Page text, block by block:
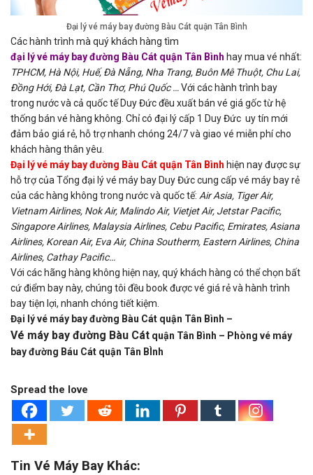
Đại lý vé máy bay đường Bàu Cát quận Tân Bình
Các hành trình mà quý khách hàng tìm
đại lý vé máy bay đường Bàu Cát quận Tân Bình hay mua vé nhất:
TPHCM, Hà Nội, Huế, Đà Nẵng, Nha Trang, Buôn Mê Thuột, Chu Lai,
Đồng Hới, Đà Lạt, Cần Thơ, Phú Quốc …Với các hành trình bay
trong nước và cả quốc tế Duy Đức đều xuất bán vé giá gốc từ hệ
thống bán vé hàng không. Chỉ có đại lý cấp 1 Duy Đức uy tín mới
đảm bảo giá rẻ, hỗ trợ nhanh chóng 24/7 và giao vé miễn phí cho
khách hàng thân yêu.
Đại lý vé máy bay đường Bàu Cát quận Tân Bình hiện nay được sự
hỗ trợ của Tổng đại lý vé máy bay Duy Đức cung cấp vé máy bay rẻ
của các hàng không trong nước và quốc tế: Air Asia, Tiger Air,
Vietnam Airlines, Nok Air, Malindo Air, Vietjet Air, Jetstar Pacific,
Singapore Airlines, Malaysia Airlines, Cebu Pacific, Emirates, Asiana
Airlines, Korean Air, Eva Air, China Southerm, Eastern Airlines, China
Airlines, Cathay Pacific…
Với các hãng hàng không hiện nay, quý khách hàng có thể chọn bất
cứ điểm bay này, chúng tôi đều book được vé giá rẻ và hành trình
bay tiện lợi, nhanh chóng tiết kiệm.
Đại lý vé máy bay đường Bàu Cát quận Tân Bình –
Vé máy bay đường Bàu Cát quận Tân Bình – Phòng vé máy
bay đường Báu Cát quận Tân BÌnh
Spread the love
Tin Vé Máy Bay Khác: